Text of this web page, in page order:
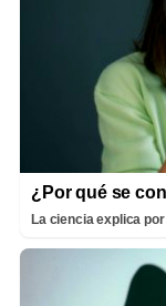
¿Por qué se
La ciencia explica